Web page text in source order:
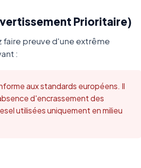
Prioritaire)
faire preuve d'une extrême
:
aux standards européens. Il
d'encrassement des
utilisées uniquement en milieu